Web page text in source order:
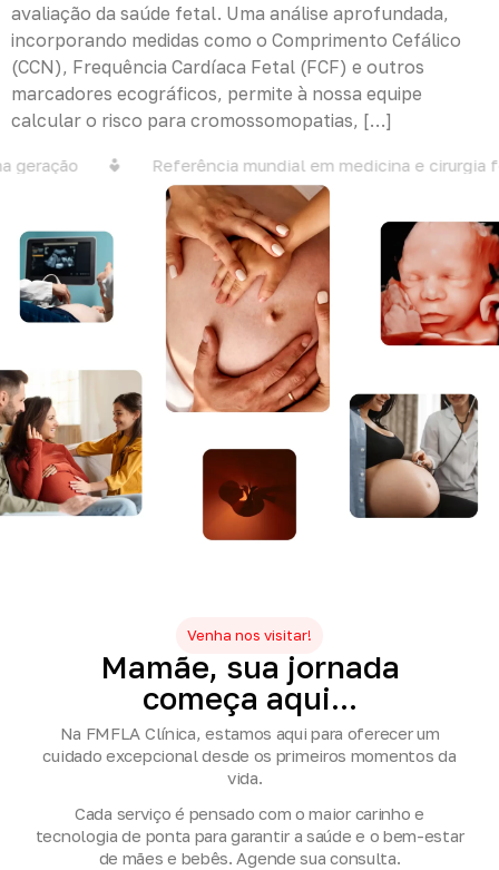
avaliação da saúde fetal. Uma análise aprofundada,
incorporando medidas como o Comprimento Cefálico
(CCN), Frequência Cardíaca Fetal (FCF) e outros
marcadores ecográficos, permite à nossa equipe
calcular o risco para cromossomopatias, […]
Referência mundial em medicina e cirurgia
Venha nos visitar!
Mamãe, sua jornada
começa aqui...
Na FMFLA Clínica, estamos aqui para oferecer um
cuidado excepcional desde os primeiros momentos da
vida.
Cada serviço é pensado com o maior carinho e
tecnologia de ponta para garantir a saúde e o bem-estar
de mães e bebês. Agende sua consulta.